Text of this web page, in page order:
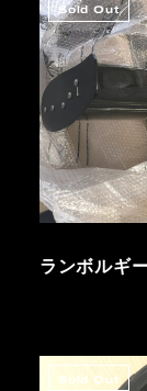
Sold Out
ランボルギ
Sold Out